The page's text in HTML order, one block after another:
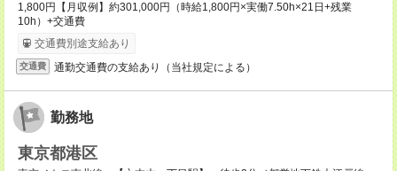
1,800円【月収例】約301,000円（時給1,800円×実働7.50h×21日+残業
10h）+交通費
交通費別途支給あり
交通費 通勤交通費の支給あり（当社規定による）
勤務地
東京都港区